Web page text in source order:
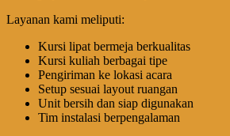
Layanan kami meliputi:
Kursi lipat bermeja berkualitas
Kursi kuliah berbagai tipe
Pengiriman ke lokasi acara
Setup sesuai layout ruangan
Unit bersih dan siap digunakan
Tim instalasi berpengalaman